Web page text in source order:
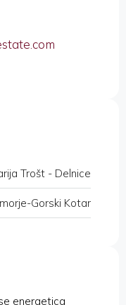
Trošt - Delnice
Gorski Kotar
energetica